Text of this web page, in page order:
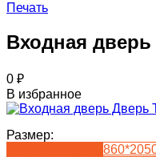
Печать
Входная дверь
0 ₽
В избранное
Размер: